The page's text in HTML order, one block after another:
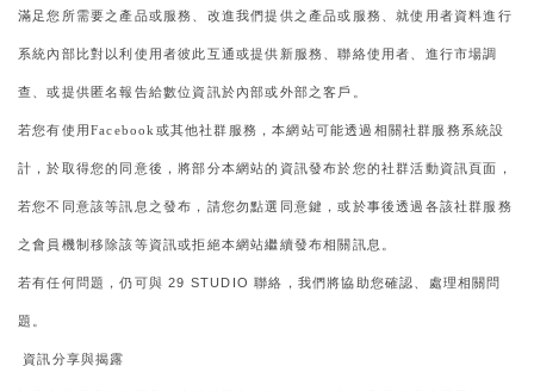
滿足您所需要之產品或服務、 改進我們提供之產品或服務、就使用者資料進行
系統內部比對以利使用者彼此互通或提供新服務、聯絡使用者、 進行市場調
查、或提供匿名報告給數位資訊於內部或外部之客戶 。
若您有使用Facebook或其他社群服務 ，本網站可能透過相關社群服務系統設
計 ，於取得您的同意後 ，將部分本網站的資訊發布於您的社群活動資訊頁面 ，
若您不同意該等訊息之發布 ， 請您勿點選同意鍵 ，或於事後透過各該社群服務
之會員機制移除該等資訊或拒絕本網站繼續發布相關訊息 。
若有任何問題 ，仍可與29 STUDIO聯絡 ， 我們將協助您確認、 處理相關問
題 。
資訊分享與揭露